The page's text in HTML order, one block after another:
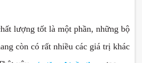
lượng tốt là một phần, những bộ
còn có rất nhiều các giá trị khác